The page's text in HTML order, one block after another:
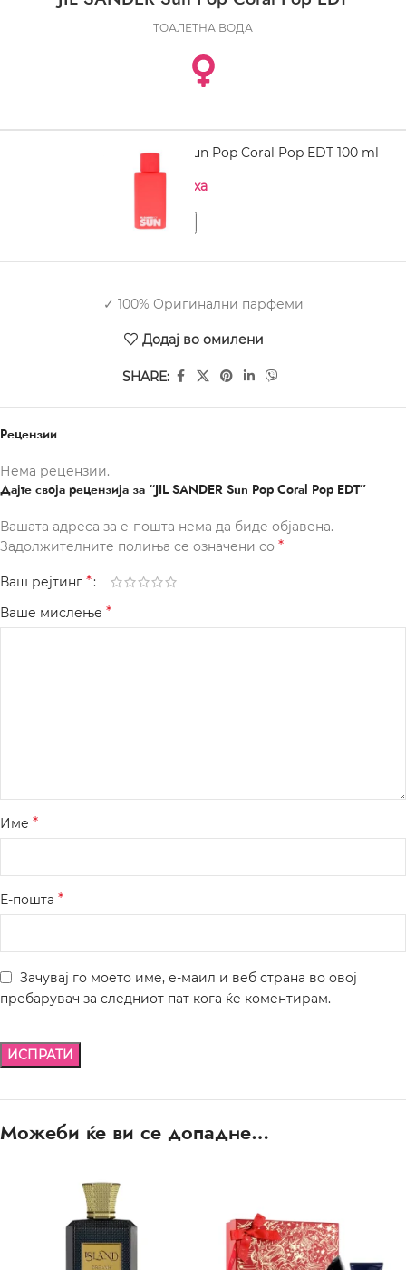
ТОАЛЕТНА ВОДА
JIL SANDER Sun Pop Coral Pop EDT 100 ml
Нема на залиха
✓ 100% Оригинални парфеми
Додај во омилени
SHARE:
Рецензии
Нема рецензии.
Дајте своја рецензија за “JIL SANDER Sun Pop Coral Pop EDT”
Вашата адреса за е-пошта нема да биде објавена.
Задолжителните полиња се означени со *
Ваш рејтинг *
Ваше мислење *
Име *
Е-пошта *
Зачувај го моето име, е-маил и веб страна во овој
пребарувач за следниот пат кога ќе коментирам.
Можеби ќе ви се допадне…